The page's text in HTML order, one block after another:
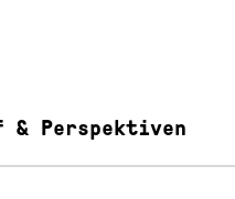
& Perspektiven